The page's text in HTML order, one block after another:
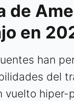
de
en
han
del
vuelto hiper-